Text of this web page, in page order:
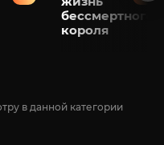
бессмертного
короля
в данной категории